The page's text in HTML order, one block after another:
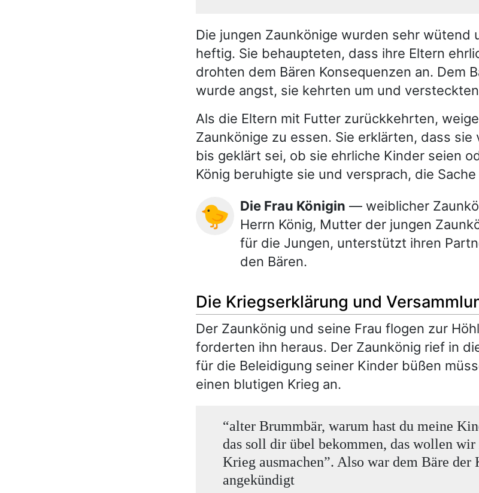
Die jungen Zaunkönige wurden sehr wütend
heftig. Sie behaupteten, dass ihre Eltern
drohten dem Bären Konsequenzen an. Dem
wurde angst, sie kehrten um und
Als die Eltern mit Futter zurückkehrten,
Zaunkönige zu essen. Sie erklärten, dass
bis geklärt sei, ob sie ehrliche Kinder seien
König beruhigte sie und versprach, die
🐤 Die Frau Königin — weiblicher
Herrn König, Mutter der jungen
für die Jungen, unterstützt ihren
den Bären.
Die Kriegserklärung und
Der Zaunkönig und seine Frau flogen zur
forderten ihn heraus. Der Zaunkönig rief in
für die Beleidigung seiner Kinder büßen
einen blutigen Krieg an.
“alter Brummbär, warum hast du meine
das soll dir übel bekommen, das wollen
Krieg ausmachen”. Also war dem Bäre der
angekündigt